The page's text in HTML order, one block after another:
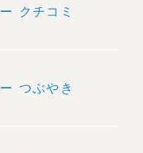
remove クチコミ
remove つぶやき